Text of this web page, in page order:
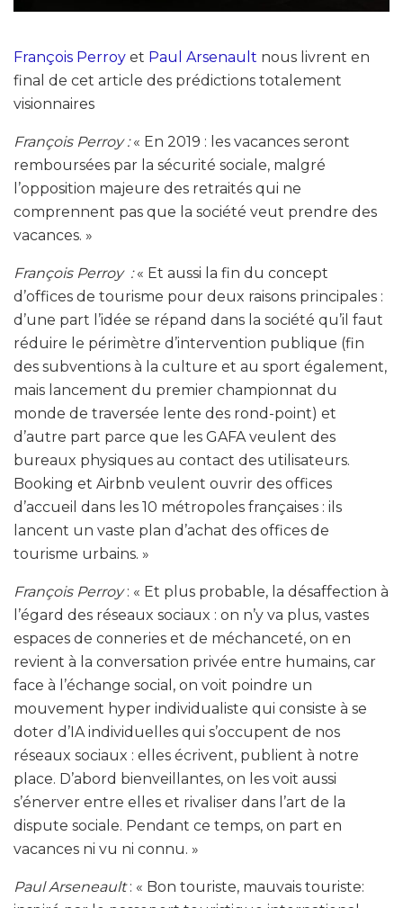
François Perroy et Paul Arsenault nous livrent en
final de cet article des prédictions totalement
visionnaires
François Perroy :« En 2019 : les vacances seront
remboursées par la sécurité sociale, malgré
l’opposition majeure des retraités qui ne
comprennent pas que la société veut prendre des
vacances. »
François Perroy :« Et aussi la fin du concept
d’offices de tourisme pour deux raisons principales :
d’une part l’idée se répand dans la société qu’il faut
réduire le périmètre d’intervention publique (fin
des subventions à la culture et au sport également,
mais lancement du premier championnat du
monde de traversée lente des rond-point) et
d’autre part parce que les GAFA veulent des
bureaux physiques au contact des utilisateurs.
Booking et Airbnb veulent ouvrir des offices
d’accueil dans les 10 métropoles françaises : ils
lancent un vaste plan d’achat des offices de
tourisme urbains. »
François Perroy: « Et plus probable, la désaffection à
l’égard des réseaux sociaux : on n’y va plus, vastes
espaces de conneries et de méchanceté, on en
revient à la conversation privée entre humains, car
face à l’échange social, on voit poindre un
mouvement hyper individualiste qui consiste à se
doter d’IA individuelles qui s’occupent de nos
réseaux sociaux : elles écrivent, publient à notre
place. D’abord bienveillantes, on les voit aussi
s’énerver entre elles et rivaliser dans l’art de la
dispute sociale. Pendant ce temps, on part en
vacances ni vu ni connu. »
Paul Arseneault: « Bon touriste, mauvais touriste: